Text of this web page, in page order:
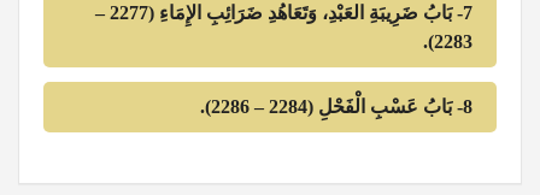
7- بَابُ ضَرِيبَةِ العَبْدِ، وَتَعَاهُدِ ضَرَائِبِ الإِمَاءِ (2277 –
2283).
8- ‌‌بَابُ عَسْبِ الْفَحْلِ (2284 – 2286).